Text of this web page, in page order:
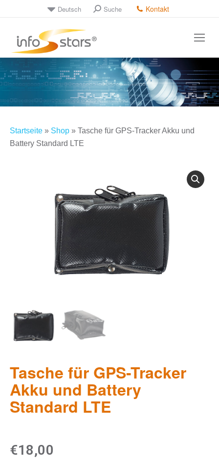
Deutsch Search:Suche Kontakt
Startseite » Shop » Tasche für GPS-Tracker Akku und
Battery Standard LTE
Tasche für GPS-Tracker
Akku und Battery
Standard LTE
€18,00